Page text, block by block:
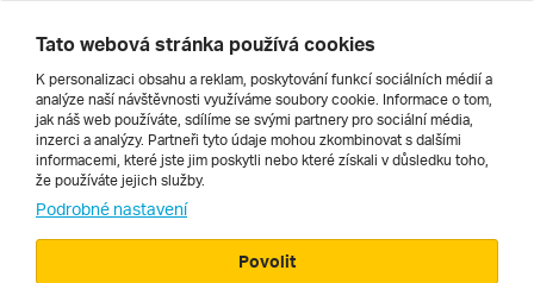
21 660 Kč 13 240 Kč
Všechny
Cestopisy
Tato webová stránka používá cookies
K personalizaci obsahu a reklam, poskytování funkcí sociálních médií a
analýze naší návštěvnosti využíváme soubory cookie. Informace o tom,
jak náš web používáte, sdílíme se svými partnery pro sociální média,
inzerci a analýzy. Partneři tyto údaje mohou zkombinovat s dalšími
informacemi, které jste jim poskytli nebo které získali v důsledku toho,
že používáte jejich služby.
Podrobné nastavení
Povolit